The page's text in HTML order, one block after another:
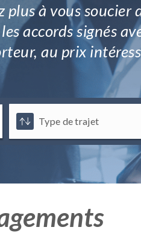
à vous
accords signés
au prix